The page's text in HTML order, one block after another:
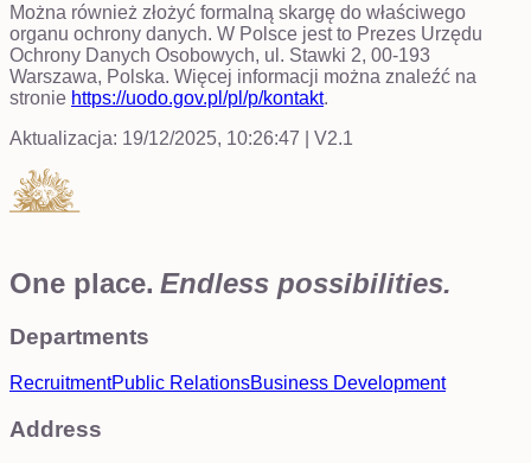
Można również złożyć formalną skargę do właściwego
organu ochrony danych. W Polsce jest to Prezes Urzędu
Ochrony Danych Osobowych, ul. Stawki 2, 00-193
Warszawa, Polska. Więcej informacji można znaleźć na
stronie https://uodo.gov.pl/pl/p/kontakt.
Aktualizacja: 19/12/2025, 10:26:47 | V2.1
One place. Endless possibilities.
Departments
RecruitmentPublic RelationsBusiness Development
Address